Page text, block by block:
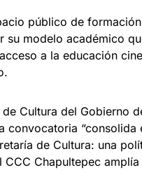
público de
su modelo académico
a la educación
de Cultura del Gobierno
convocatoria
de Cultura: una
CCC Chapultepec